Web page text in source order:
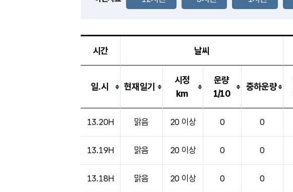
-
시간 날씨
일.시 현재일기
시정
km
운량
1/10
중하운량
13.20H 맑음 20 이상 0 0
13.19H 맑음 20 이상 0 0
13.18H 맑음 20 이상 0 0